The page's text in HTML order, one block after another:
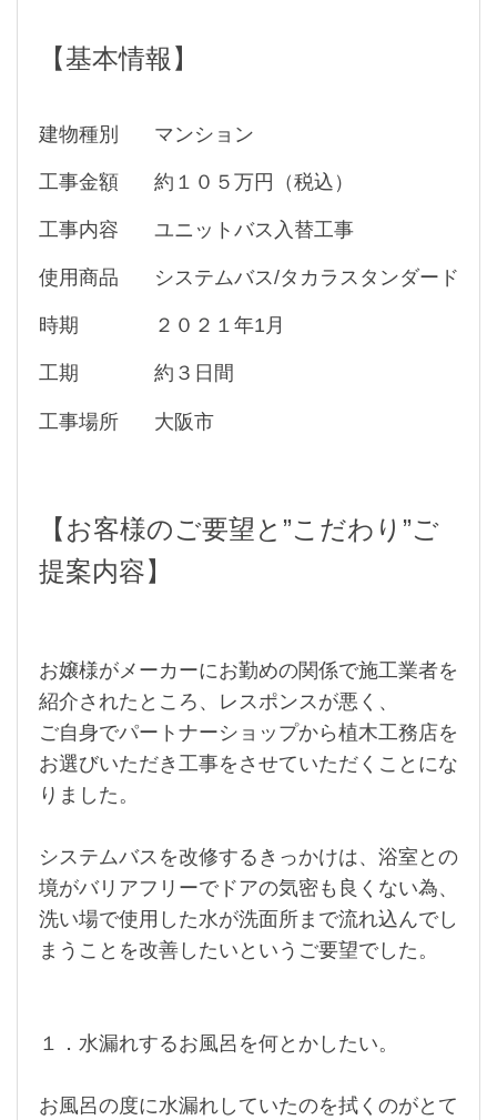
【基本情報】
建物種別 マンション
工事金額 約１０５万円（税込）
工事内容 ユニットバス入替工事
使用商品 システムバス/タカラスタンダード
時期 ２０２１年1月
工期 約３日間
工事場所 大阪市
【お客様のご要望と”こだわり”ご
提案内容】
お嬢様がメーカーにお勤めの関係で施工業者を
紹介されたところ、レスポンスが悪く、
ご自身でパートナーショップから植木工務店を
お選びいただき工事をさせていただくことにな
りました。
システムバスを改修するきっかけは、浴室との
境がバリアフリーでドアの気密も良くない為、
洗い場で使用した水が洗面所まで流れ込んでし
まうことを改善したいというご要望でした。
１．水漏れするお風呂を何とかしたい。
お風呂の度に水漏れしていたのを拭くのがとて